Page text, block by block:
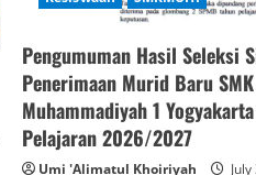
Pengumuman Hasil Seleksi
Penerimaan Murid Baru SMK
Muhammadiyah 1
Pelajaran 2026/2027
Umi 'Alimatul Khoiriyah